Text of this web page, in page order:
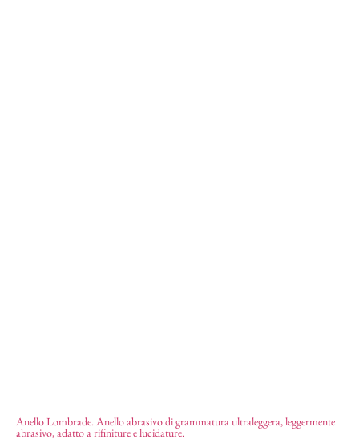
Anello Lombrade
Anello Lombrade. Anello abrasivo di grammatura ultraleggera, leggermente
abrasivo, adatto a rifiniture e lucidature.